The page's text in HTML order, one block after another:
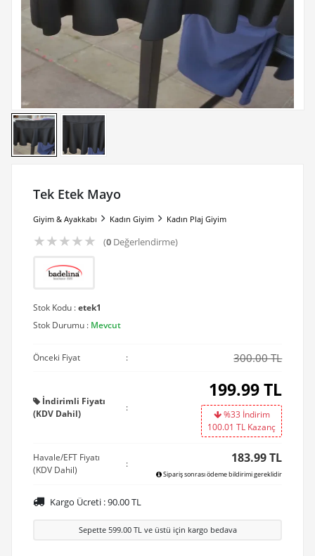
Tek Etek Mayo
Giyim & Ayakkabı Kadın Giyim Kadın Plaj Giyim
★★★★★ (0Değerlendirme)
Stok Kodu :etek1
Stok Durumu : Mevcut
Önceki Fiyat : 300.00 TL
İndirimli Fiyatı
(KDV Dahil)
:
199.99TL
%33 İndirim
100.01 TL Kazanç
Havale/EFT Fiyatı
(KDV Dahil)
: 183.99 TL
Sipariş sonrası ödeme bildirimi gereklidir
Kargo Ücreti :90.00TL
Sepette 599.00TL ve üstü için kargo bedava